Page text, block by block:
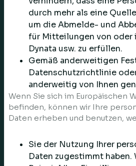
durch mehr als eine
um die Abmelde- und
für Mitteilungen von oder
Dynata usw. zu erfüllen.
Gemäß anderweitigen
Datenschutzrichtlinie
anderweitig von Ihnen
Wenn Sie sich im Europäischen
befinden, können wir Ihre
Daten erheben und benutzen,
Sie der Nutzung Ihrer
Daten zugestimmt haben.